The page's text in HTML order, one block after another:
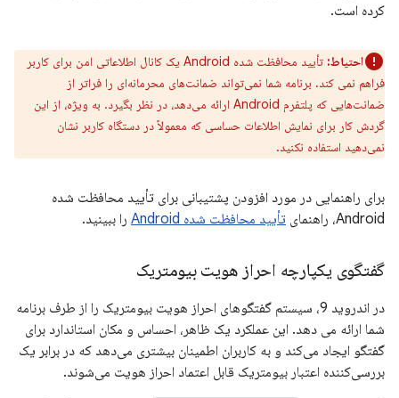
کرده است.
احتیاط:
تأیید محافظت شده Android یک کانال اطلاعاتی امن برای کاربر
فراهم نمی کند. برنامه شما نمی‌تواند ضمانت‌های محرمانه‌ای را فراتر از
ضمانت‌هایی که پلتفرم Android ارائه می‌دهد، در نظر بگیرد. به ویژه، از این
گردش کار برای نمایش اطلاعات حساسی که معمولاً در دستگاه کاربر نشان
نمی‌دهید استفاده نکنید.
برای راهنمایی در مورد افزودن پشتیبانی برای تأیید محافظت شده
Android، راهنمای
تأیید محافظت شده Android را ببینید.
گفتگوی یکپارچه احراز هویت بیومتریک
در اندروید 9، سیستم گفتگوهای احراز هویت بیومتریک را از طرف برنامه
شما ارائه می دهد. این عملکرد یک ظاهر، احساس و مکان استاندارد برای
گفتگو ایجاد می‌کند و به کاربران اطمینان بیشتری می‌دهد که در برابر یک
بررسی‌کننده اعتبار بیومتریک قابل اعتماد احراز هویت می‌شوند.